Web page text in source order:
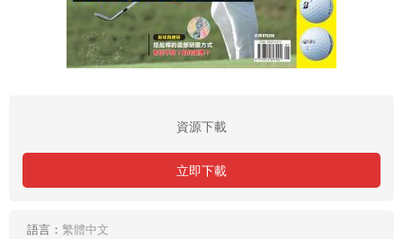
資源下載
立即下載
語言： 繁體中文